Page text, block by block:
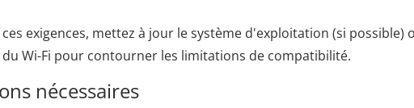
exigences, mettez à jour le système d'exploitation (si possible)
Wi-Fi pour contourner les limitations de compatibilité.
nécessaires